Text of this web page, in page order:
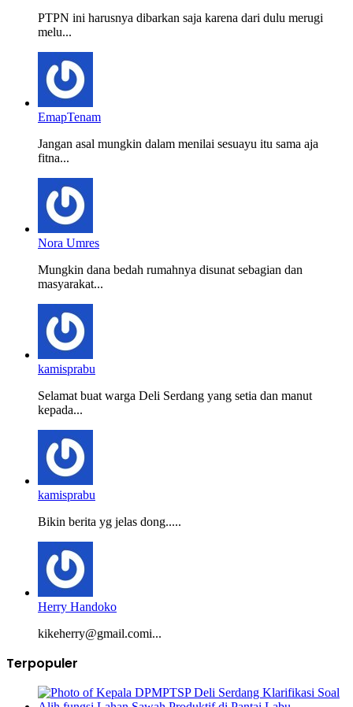
PTPN ini harusnya dibarkan saja karena dari dulu merugi
melu...
EmapTenam
Jangan asal mungkin dalam menilai sesuayu itu sama aja
fitna...
Nora Umres
Mungkin dana bedah rumahnya disunat sebagian dan
masyarakat...
kamisprabu
Selamat buat warga Deli Serdang yang setia dan manut
kepada...
kamisprabu
Bikin berita yg jelas dong.....
Herry Handoko
kikeherry@gmail.comi...
Terpopuler